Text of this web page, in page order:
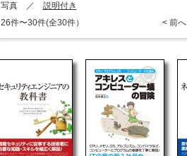
写真 ／ 説明付き
26件〜30件(全30件）
< 前へ